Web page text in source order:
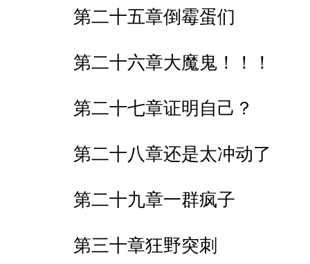
第二十五章倒霉蛋们
第二十六章大魔鬼！！！
第二十七章证明自己？
第二十八章还是太冲动了
第二十九章一群疯子
第三十章狂野突刺